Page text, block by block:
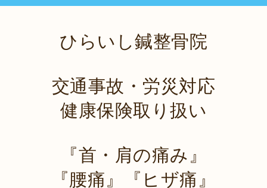
ひらいし鍼整骨院
交通事故・労災対応
健康保険取り扱い
『首・肩の痛み』
『腰痛』『ヒザ痛』